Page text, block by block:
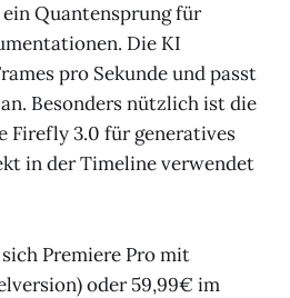
Quantensprung für
Die KI
pro Sekunde und passt
Besonders nützlich ist die
Firefly 3.0 für generatives
in der Timeline verwendet
Premiere Pro mit
oder 59,99€ im